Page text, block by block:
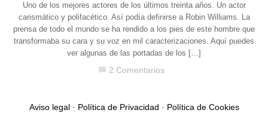
Uno de los mejores actores de los últimos treinta años. Un actor
carismático y polifacético. Así podía definirse a Robin Williams. La
prensa de todo el mundo se ha rendido a los pies de este hombre que
transformaba su cara y su voz en mil caracterizaciones. Aquí puedes
ver algunas de las portadas de los […]
chat_bubble 2 Comentarios
Aviso legal· Política de Privacidad · Política de Cookies